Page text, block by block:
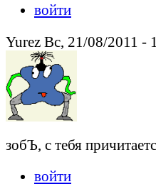
войти
Yurez Вс, 21/08/2011 -
зобЪ, с тебя
войти